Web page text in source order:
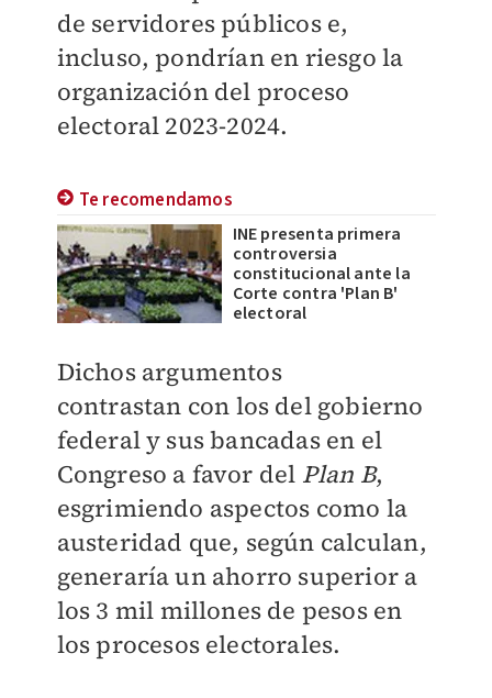
de servidores públicos e,
incluso, pondrían en riesgo la
organización del proceso
electoral 2023-2024.
Te recomendamos
INE presenta primera
controversia
constitucional ante la
Corte contra 'Plan B'
electoral
Dichos argumentos
contrastan con los del gobierno
federal y sus bancadas en el
Congreso a favor del Plan B,
esgrimiendo aspectos como la
austeridad que, según calculan,
generaría un ahorro superior a
los 3 mil millones de pesos en
los procesos electorales.